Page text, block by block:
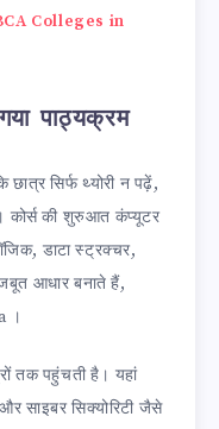
Colleges in
पाठ्यक्रम
सिर्फ थ्योरी न पढ़ें,
कोर्स की शुरुआत कंप्यूटर
डाटा स्ट्रक्चर,
आधार बनाते हैं,
।
तक पहुंचती है। यहां
साइबर सिक्योरिटी जैसे